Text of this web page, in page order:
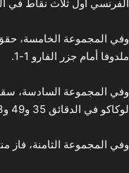
الفرنسي أول ثلاث نقاط في
ملدوفا أمام جزر الفارو 1-1.
لوكاكو في الدقائق 35 و49 و83. وفي نفس المجموعة فازت النمسا 4-1 على اذربيجان.
وفي المجموعة الثامنة، فاز منتخب صربيا 2-0 على منتخب ليتاونيا، وسقط منتخب